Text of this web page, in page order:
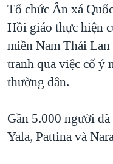
THƯỢNG ĐỈNH
TRỊNH VĨNH BÌNH
NGƯ DÂN VIỆT VÀ
BÊN KIA QUỐC LỘ:
Tổ chức Ân xá
Hồi giáo thực hiện
miền Nam Thái Lan
tranh qua việc cố ý
thường dân.
Gần 5.000 người
Yala, Pattina và